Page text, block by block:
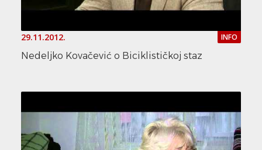
29.11.2012. INFO
Nedeljko Kovačević o Biciklističkoj staz